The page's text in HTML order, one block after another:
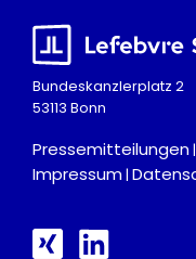
Bundeskanzlerplatz 2
53113 Bonn
Pressemitteilungen|
Impressum|